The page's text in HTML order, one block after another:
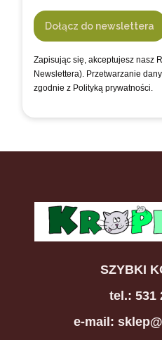
Dołącz do newslettera
Zapisując się, akceptujesz nasz
Newslettera). Przetwarzanie
zgodnie z Polityką prywatności.
SZYBKI
tel.: 531
e-mail: